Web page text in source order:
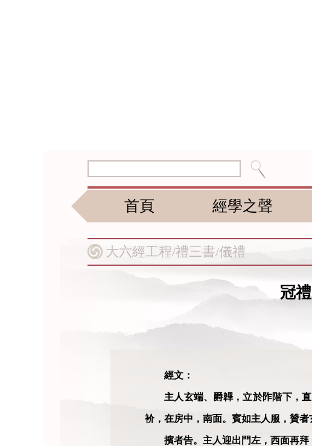
首頁 經學之聲
大六經工程/禮三書/儀禮
冠
經文：
主人玄端、爵韠，立於阼階下，
衸，在房中，南面。賓如主人服，贊者
擯者告。主人迎出門左，西面再拜